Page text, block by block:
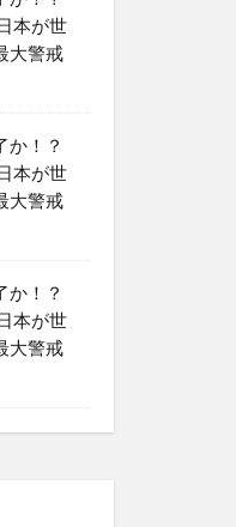
本が世
大警戒
か！？
本が世
大警戒
か！？
本が世
大警戒